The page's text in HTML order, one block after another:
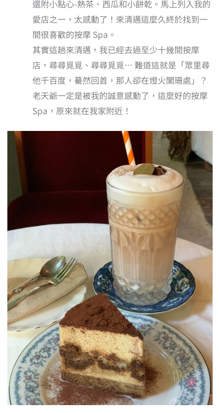
還附小點心-熱茶、西瓜和小餅乾。馬上列入我的
愛店之一，太感動了！來清邁這麼久終於找到一
間很喜歡的按摩 Spa。
其實這趟來清邁，我已經去過至少十幾間按摩
店，尋尋覓覓、尋尋覓覓… 難道這就是「眾里尋
他千百度，驀然回首，那人卻在燈火闌珊處」？
老天爺一定是被我的誠意感動了，這麼好的按摩
Spa，原來就在我家附近！